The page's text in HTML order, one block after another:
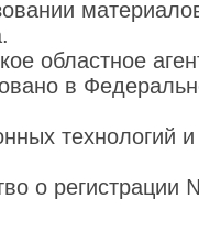
областное
в
технологий
о